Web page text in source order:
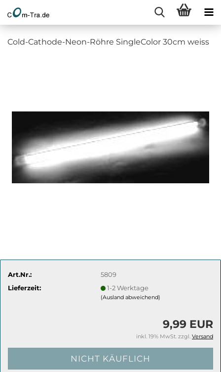
Cold-Cathode-Neon-Röhre SingleColor 30cm weiss
Art.Nr.:
5809
Lieferzeit:
1-2 Werktage
(Ausland abweichend)
9,99 EUR
inkl. 19% MwSt. zzgl. Versand